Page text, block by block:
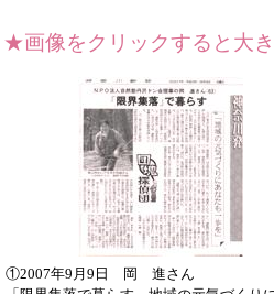
★画像をクリックすると大
①2007年9月9日 岡 進さん